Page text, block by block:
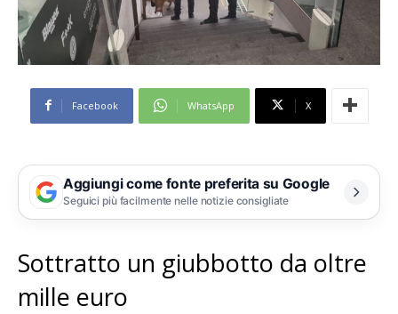
Facebook WhatsApp X
Aggiungi come fonte preferita su Google
Seguici più facilmente nelle notizie consigliate
Sottratto un giubbotto da oltre
mille euro